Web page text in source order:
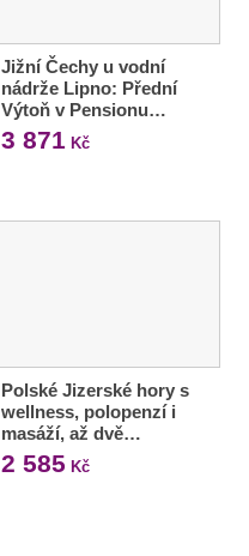
Jižní Čechy u vodní
nádrže Lipno: Přední
Výtoň v Pensionu…
3 871 Kč
Polské Jizerské hory s
wellness, polopenzí i
masáží, až dvě…
2 585 Kč